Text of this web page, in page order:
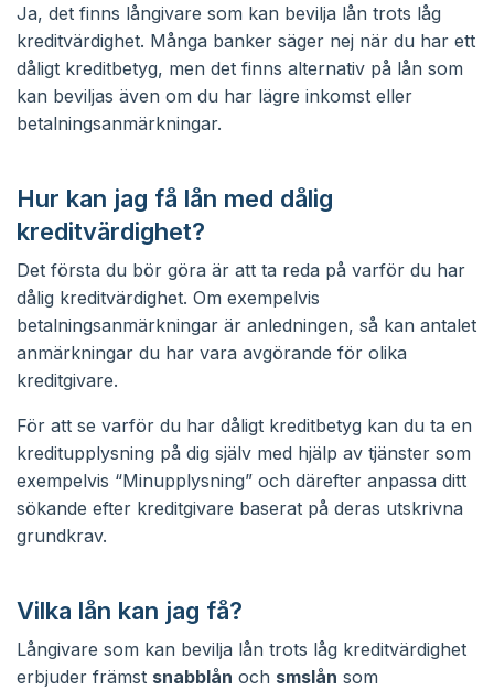
Ja, det finns långivare som kan bevilja lån trots låg
kreditvärdighet. Många banker säger nej när du har ett
dåligt kreditbetyg, men det finns alternativ på lån som
kan beviljas även om du har lägre inkomst eller
betalningsanmärkningar.
Hur kan jag få lån med dålig
kreditvärdighet?
Det första du bör göra är att ta reda på varför du har
dålig kreditvärdighet. Om exempelvis
betalningsanmärkningar är anledningen, så kan antalet
anmärkningar du har vara avgörande för olika
kreditgivare.
För att se varför du har dåligt kreditbetyg kan du ta en
kreditupplysning på dig själv med hjälp av tjänster som
exempelvis “Minupplysning” och därefter anpassa ditt
sökande efter kreditgivare baserat på deras utskrivna
grundkrav.
Vilka lån kan jag få?
Långivare som kan bevilja lån trots låg kreditvärdighet
erbjuder främst snabblån och smslån som